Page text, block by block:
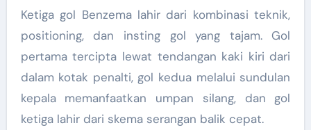
Ketiga gol Benzema lahir dari kombinasi teknik,
positioning, dan insting gol yang tajam. Gol
pertama tercipta lewat tendangan kaki kiri dari
dalam kotak penalti, gol kedua melalui sundulan
kepala memanfaatkan umpan silang, dan gol
ketiga lahir dari skema serangan balik cepat.